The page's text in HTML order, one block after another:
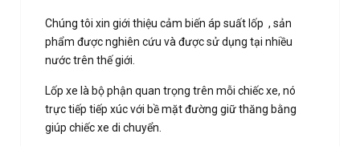
Chúng tôi xin giới thiệu cảm biến áp suất lốp , sản
phẩm được nghiên cứu và được sử dụng tại nhiều
nước trên thế giới.
Lốp xe là bộ phận quan trọng trên mỗi chiếc xe, nó
trực tiếp tiếp xúc với bề mặt đường giữ thăng bằng
giúp chiếc xe di chuyển.